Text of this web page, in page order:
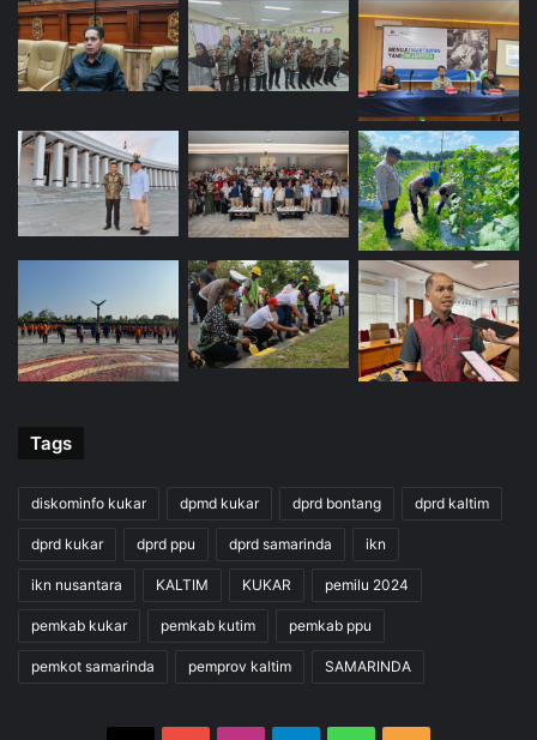
Tags
diskominfo kukar dpmd kukar dprd bontang dprd kaltim
dprd kukar dprd ppu dprd samarinda ikn
ikn nusantara KALTIM KUKAR pemilu 2024
pemkab kukar pemkab kutim pemkab ppu
pemkot samarinda pemprov kaltim SAMARINDA